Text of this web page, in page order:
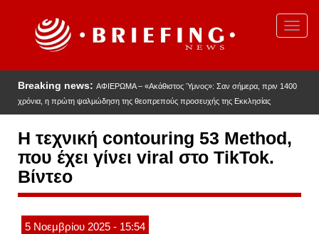
Breaking news: ΑΦΙΕΡΩΜΑ – «Ακάθιστος Ύμνος»: Σαν σήμερα, πριν 1400
χρόνια, η πρώτη ψαλμώδηση της θεοπρεπούς προσευχής της Εκκλησίας
Η τεχνική contouring 53 Method,
που έχει γίνει viral στο TikTok.
Βίντεο
5 Νοεμβρίου 2025 - 15:54